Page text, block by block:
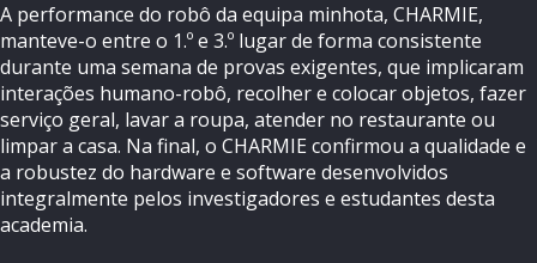
A performance do robô da equipa minhota, CHARMIE,
manteve-o entre o 1.º e 3.º lugar de forma consistente
durante uma semana de provas exigentes, que implicaram
interações humano-robô, recolher e colocar objetos, fazer
serviço geral, lavar a roupa, atender no restaurante ou
limpar a casa. Na final, o CHARMIE confirmou a qualidade e
a robustez do hardware e software desenvolvidos
integralmente pelos investigadores e estudantes desta
academia.